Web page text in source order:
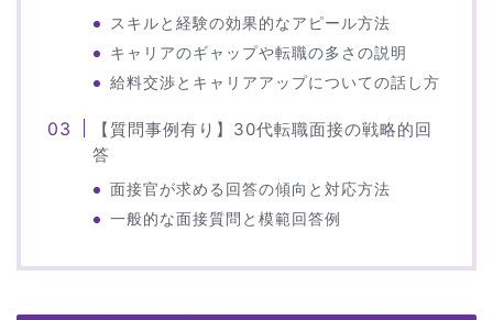
スキルと経験の効果的なアピール方法
キャリアのギャップや転職の多さの説明
給料交渉とキャリアアップについての話し方
【質問事例有り】30代転職面接の戦略的回
答
面接官が求める回答の傾向と対応方法
一般的な面接質問と模範回答例